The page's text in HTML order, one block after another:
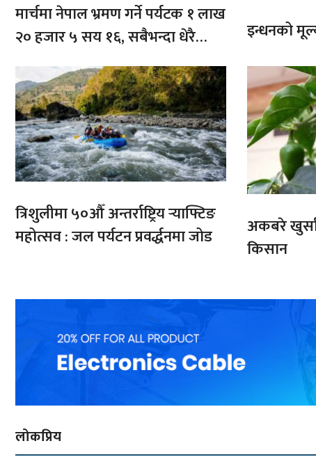
मार्चमा नेपाल भ्रमण गर्ने पर्यटक १ लाख
२० हजार ५ सय १६, सबैभन्दा धेरै
भारतबाट
इन्धनको
त्रिशुलीमा ५०औँ अन्तर्राष्ट्रिय र्‍याफ्टिङ
महोत्सव : जल पर्यटन प्रवर्द्धनमा जोड
अकबरे
किसान
लोकप्रिय